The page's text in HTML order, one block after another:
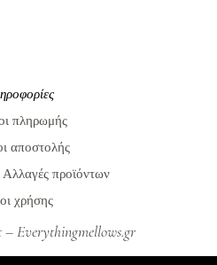
πληρωμής
αποστολής
προϊόντων
χρήσης
Everythingmellows.gr